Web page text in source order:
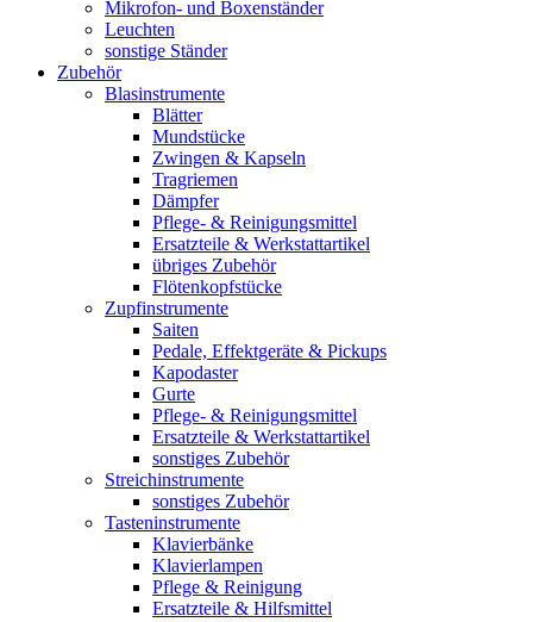
Mikrofon- und Boxenständer
Leuchten
sonstige Ständer
Zubehör
Blasinstrumente
Blätter
Mundstücke
Zwingen & Kapseln
Tragriemen
Dämpfer
Pflege- & Reinigungsmittel
Ersatzteile & Werkstattartikel
übriges Zubehör
Flötenkopfstücke
Zupfinstrumente
Saiten
Pedale, Effektgeräte & Pickups
Kapodaster
Gurte
Pflege- & Reinigungsmittel
Ersatzteile & Werkstattartikel
sonstiges Zubehör
Streichinstrumente
sonstiges Zubehör
Tasteninstrumente
Klavierbänke
Klavierlampen
Pflege & Reinigung
Ersatzteile & Hilfsmittel